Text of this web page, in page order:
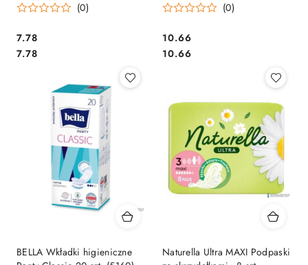
(0)
Cena:
7.78
Cena:
7.78
(0)
Cena:
10.66
Cena:
10.66
BELLA Wkładki higieniczne
Naturella Ultra MAXI Podpaski